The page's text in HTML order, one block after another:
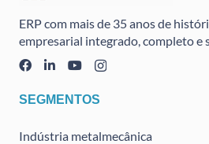
ERP com mais de 35 anos de
empresarial integrado, completo e
SEGMENTOS
Indústria metalmecânica